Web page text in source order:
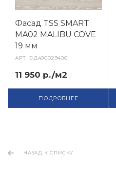
Фасад TSS SMART
MA02 MALIBU COVE
19 мм
АРТ.ФД400029406
11 950 р./м2
ПОДРОБНЕЕ
НАЗАД К СПИСКУ